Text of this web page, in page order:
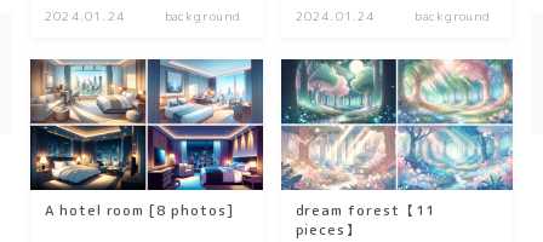
2024.01.24 background 2024.01.24 background
A hotel room [8 photos]
dream forest【11
pieces】